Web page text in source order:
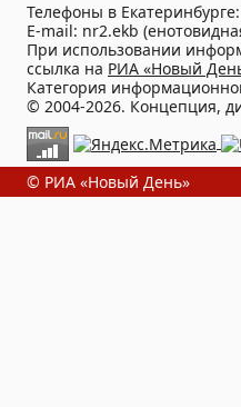
Телефоны в
E-mail: nr2.ekb
При использовании
ссылка на РИА «Новый
Категория
© 2004-2026. Концепция,
© РИА «Новый День»